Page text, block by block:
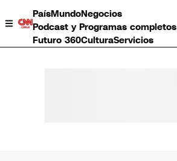
PaísMundoNegocios
Podcast y Programas completos
Futuro 360CulturaServicios